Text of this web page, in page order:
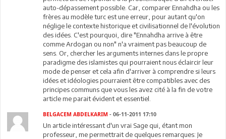
auto-dépassement possible. Car, comparer Ennahdha ou les
frères au modèle turc est une erreur, pour autant qu'on
néglige le contexte historique et civilisationnel de l'évolution
des idées. C'est pourquoi, dire "Ennahdha arrive à être
comme Ardogan ou non" n'a vraiment pas beaucoup de
sens. Or, chercher les arguments internes dans le propre
paradigme des islamistes qui pourraient nous éclaircir leur
mode de penser et cela afin d'arriver à comprendre si leurs
idées et idéologies pourraient être compatibles avec des
principes communs que vous les avez cité à la fin de votre
article me parait évident et essentiel.
BELGACEM ABDELKARIM - 06-11-2011 17:10
Un article intéressant d'un vrai Sage qui, étant mon
professeur, me permettrait de quelques remarques: Je